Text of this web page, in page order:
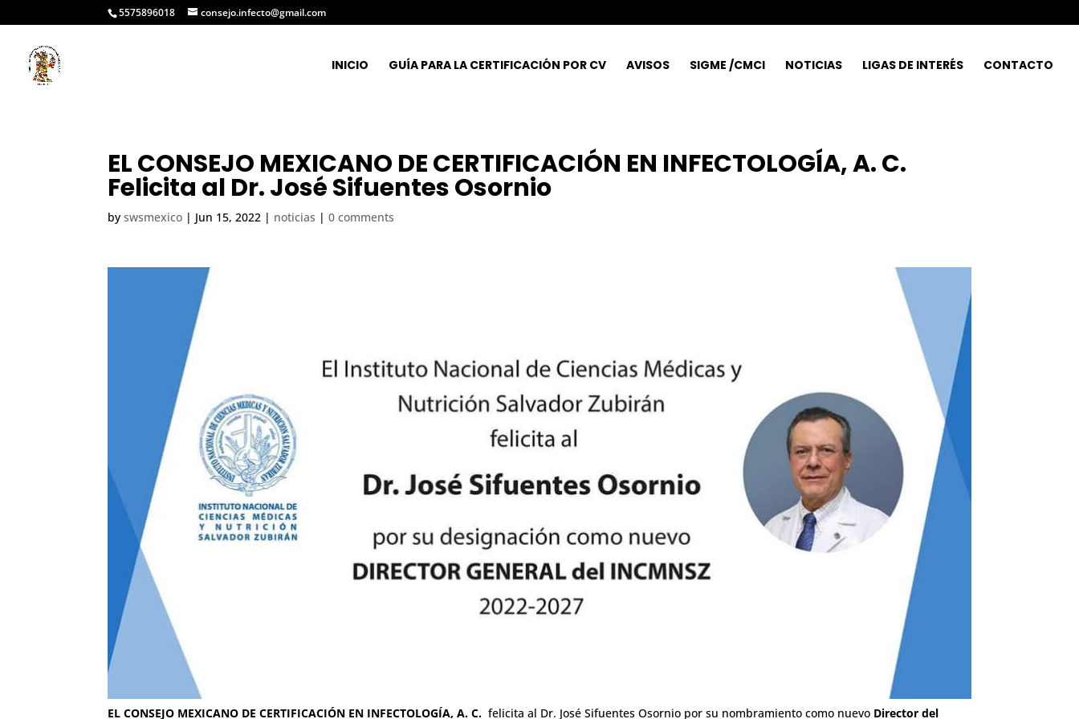
5575896018 consejo.infecto@gmail.com
INICIO GUÍA PARA LA CERTIFICACIÓN POR CV AVISOS SIGME /CMCI NOTICIAS LIGAS DE INTERÉS CONTACTO
EL CONSEJO MEXICANO DE CERTIFICACIÓN EN INFECTOLOGÍA, A. C.
Felicita al Dr. José Sifuentes Osornio
byswsmexico | Jun 15, 2022 | noticias |0 comments
EL CONSEJO MEXICANO DE CERTIFICACIÓN EN INFECTOLOGÍA, A. C. felicita al Dr. José Sifuentes Osornio por su nombramiento como nuevo Director del